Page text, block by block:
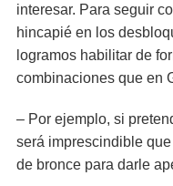
interesar. Para seguir
hincapié en los
logramos habilitar de
combinaciones que en
– Por ejemplo, si
será imprescindible
de bronce para darle